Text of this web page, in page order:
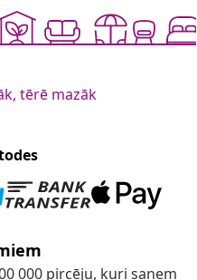
tērē mazāk
000 pircēju, kuri saņem